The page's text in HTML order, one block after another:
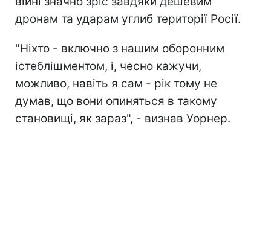
дронам та ударам углиб території Росії.
"Ніхто - включно з нашим оборонним
істеблішментом, і, чесно кажучи,
можливо, навіть я сам - рік тому не
думав, що вони опиняться в такому
становищі, як зараз", - визнав Уорнер.